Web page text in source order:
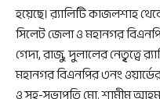
হয়েছে। র‌্যালিটি কাজলশাহ
সিলেট জেলা ও মহানগর
গেদা, রাজু, দুলালের নেতৃৃত্বে
মহানগর বিএনপির ৩নং